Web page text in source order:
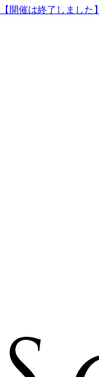
開催は終了しました】